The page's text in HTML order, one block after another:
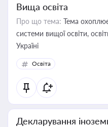
Вища освіта
Про що тема: Тема
системи вищої освіти,
Україні
Освіта
Декларування